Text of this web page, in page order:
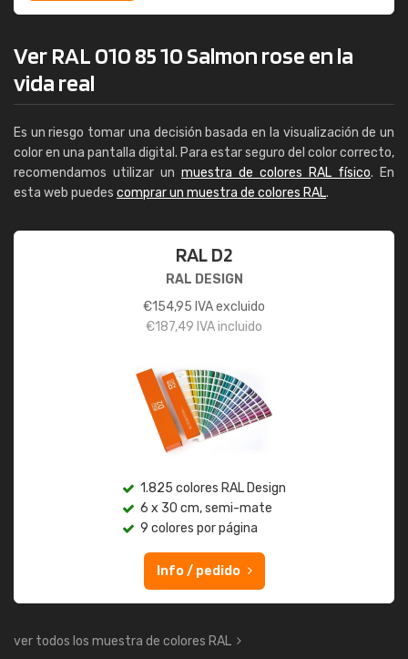
Ver RAL 010 85 10 Salmon rose en la
vida real
Es un riesgo tomar una decisión basada en la visualización de un
color en una pantalla digital. Para estar seguro del color correcto,
recomendamos utilizar un muestra de colores RAL físico. En
esta web puedes comprar un muestra de colores RAL.
RAL D2
RAL DESIGN
€154,95 IVA excluido
€187,49 IVA incluido
1.825 colores RAL Design
6 x 30 cm, semi-mate
9 colores por página
Info / pedido
ver todos los muestra de colores RAL